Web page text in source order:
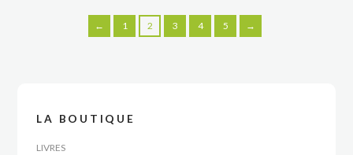
← 1 2 3 4 5 →
LA BOUTIQUE
LIVRES